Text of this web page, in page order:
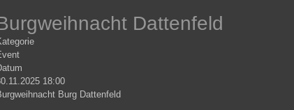
Dattenfeld
18:00
Burg Dattenfeld